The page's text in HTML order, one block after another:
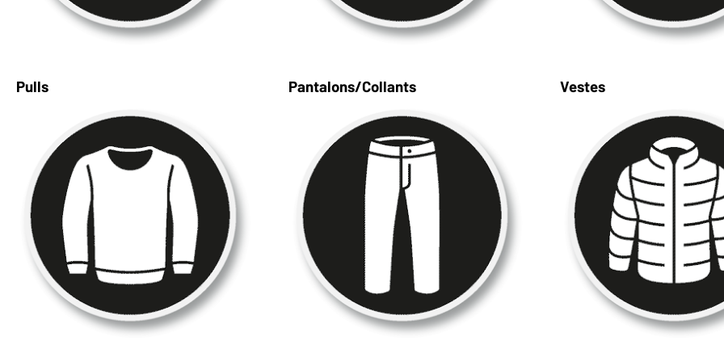
Pulls Pantalons/Collants Vestes